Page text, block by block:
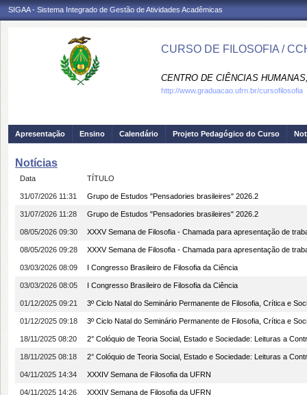
SIGAA - Sistema Integrado de Gestão de Atividades Acadêmicas
CURSO DE FILOSOFIA /
CENTRO DE CIÊNCIAS
http://www.graduacao.ufrn.br/cursofilosofia
Apresentação Ensino Calendário Projeto Pedagógico do Curso
Notícias
Data TÍTULO
31/07/2026 11:31 Grupo de Estudos "Pensadories brasileires" 2026.2
31/07/2026 11:28 Grupo de Estudos "Pensadories brasileires" 2026.2
08/05/2026 09:30 XXXV Semana de Filosofia - Chamada para apresentação de
08/05/2026 09:28 XXXV Semana de Filosofia - Chamada para apresentação de
03/03/2026 08:09 I Congresso Brasileiro de Filosofia da Ciência
03/03/2026 08:05 I Congresso Brasileiro de Filosofia da Ciência
01/12/2025 09:21 3º Ciclo Natal do Seminário Permanente de Filosofia, Crítica e
01/12/2025 09:18 3º Ciclo Natal do Seminário Permanente de Filosofia, Crítica e
18/11/2025 08:20 2° Colóquio de Teoria Social, Estado e Sociedade: Leituras a
18/11/2025 08:18 2° Colóquio de Teoria Social, Estado e Sociedade: Leituras a
04/11/2025 14:34 XXXIV Semana de Filosofia da UFRN
04/11/2025 14:26 XXXIV Semana de Filosofia da UFRN